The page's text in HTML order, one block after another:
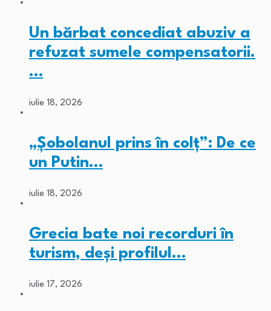
Un bărbat concediat abuziv a
refuzat sumele compensatorii.
…
iulie 18, 2026
„Șobolanul prins în colț”: De ce
un Putin…
iulie 18, 2026
Grecia bate noi recorduri în
turism, deși profilul…
iulie 17, 2026